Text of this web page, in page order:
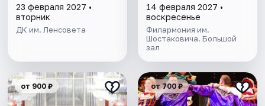
23 февраля 2027 •
вторник
ДК им. Ленсовета
14 февраля 2027 •
воскресенье
Филармония им.
Шостаковича. Большой
зал
от 900 ₽ от 700 ₽